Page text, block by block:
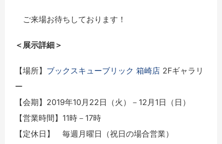
ご来場お待ちしております！
＜展示詳細＞
【場所】 ブックスキューブリック 箱崎店 2Fギャラリ
ー
【会期】2019年10月22日（火）－12月1日（日）
【営業時間】11時－17時
【定休日】 毎週月曜日（祝日の場合営業）